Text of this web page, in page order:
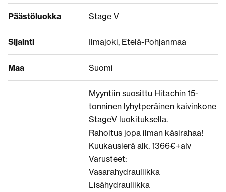
Päästöluokka Stage V
Sijainti Ilmajoki, Etelä-Pohjanmaa
Maa Suomi
Myyntiin suosittu Hitachin 15-
tonninen lyhytperäinen kaivinkone
StageV luokituksella.
Rahoitus jopa ilman käsirahaa!
Kuukausierä alk. 1366€+alv
Varusteet:
Vasarahydrauliikka
Lisähydrauliikka